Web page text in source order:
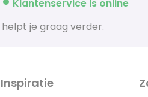
Klantenservice is online
helpt je graag verder.
Inspiratie